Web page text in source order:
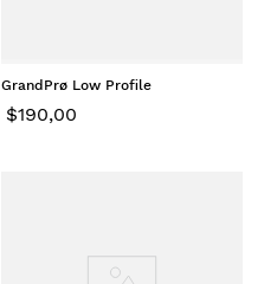
GrandPrø Low Profile
$190,00